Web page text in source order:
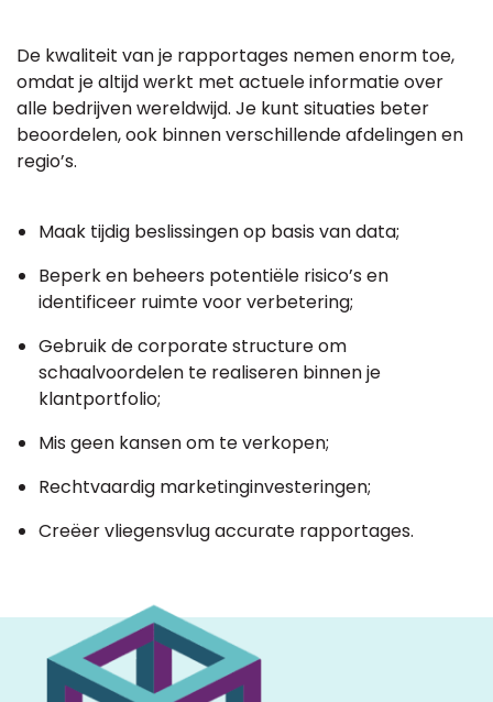
De kwaliteit van je rapportages nemen enorm toe,
omdat je altijd werkt met actuele informatie over
alle bedrijven wereldwijd. Je kunt situaties beter
beoordelen, ook binnen verschillende afdelingen en
regio’s.
Maak tijdig beslissingen op basis van data;
Beperk en beheers potentiële risico’s en
identificeer ruimte voor verbetering;
Gebruik de corporate structure om
schaalvoordelen te realiseren binnen je
klantportfolio;
Mis geen kansen om te verkopen;
Rechtvaardig marketinginvesteringen;
Creëer vliegensvlug accurate rapportages.